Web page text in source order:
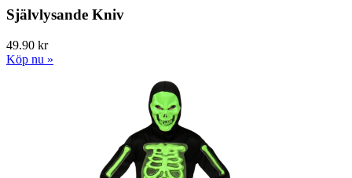
Självlysande Kniv
49.90 kr
Köp nu »